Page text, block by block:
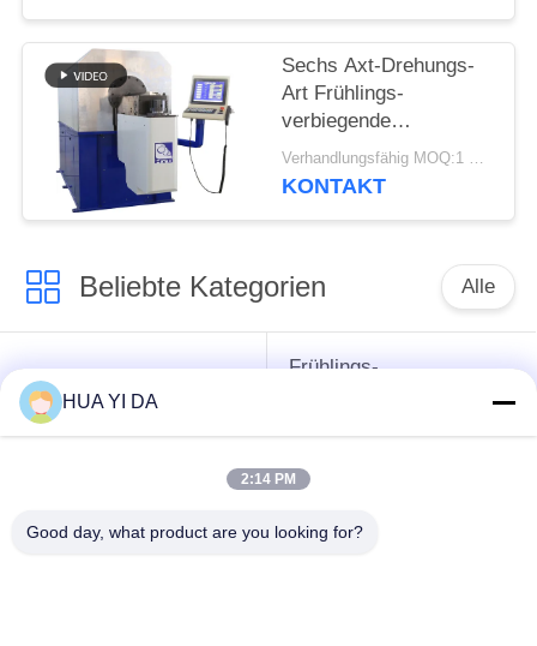
Sechs Axt-Drehungs-
Art Frühlings-
verbiegende
Maschine/
CNC-Frühlings-
Verhandlungsfähig MOQ:1 Satz
KONTAKT
Beliebte Kategorien Alle
cnc-
Frühlingsmaschine
Frühlings-
Druckfeder-Maschine
Frühlings-
verbiegende
HUA YI DA
2:14 PM
Good day, what product are you looking for?